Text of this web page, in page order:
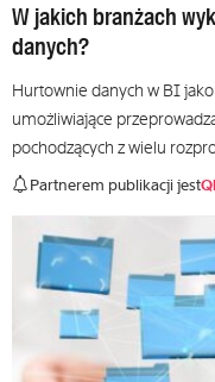
W jakich branżach
danych?
Hurtownie danych w BI
umożliwiające
pochodzących z wielu
Partnerem publikacji jest